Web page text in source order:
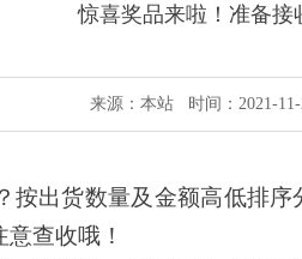
惊喜奖品来啦！准备接
来源：本站 时间：2021-
按出货数量及金额高低排序
查收哦！